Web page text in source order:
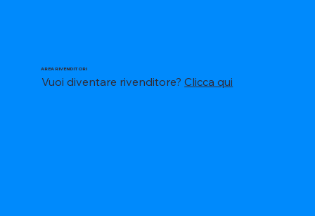
AREA RIVENDITORI
Vuoi diventare rivenditore?Clicca qui